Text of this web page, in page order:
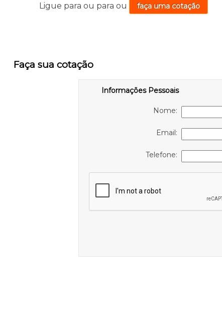
Ligue paraou paraou faça uma cotação
Faça sua cotação
Informações Pessoais
Nome:
Email:
Telefone: